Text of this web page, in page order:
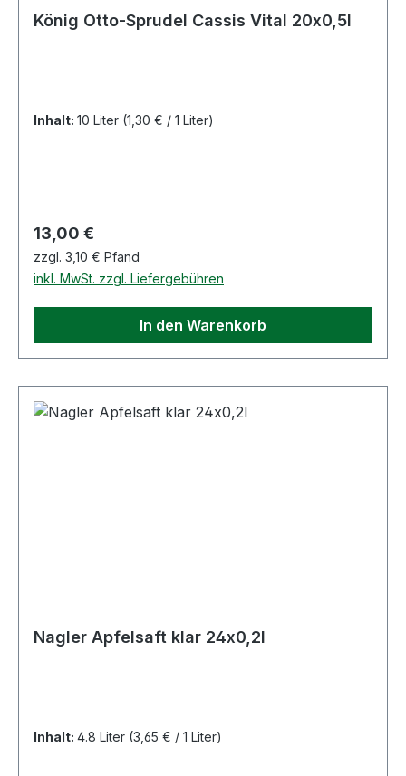
König Otto-Sprudel Cassis Vital 20x0,5l
Inhalt: 10 Liter (1,30 € / 1 Liter)
Regulärer Preis:
13,00 €
zzgl. 3,10 € Pfand
inkl. MwSt. zzgl. Liefergebühren
In den Warenkorb
Nagler Apfelsaft klar 24x0,2l
Inhalt: 4.8 Liter (3,65 € / 1 Liter)